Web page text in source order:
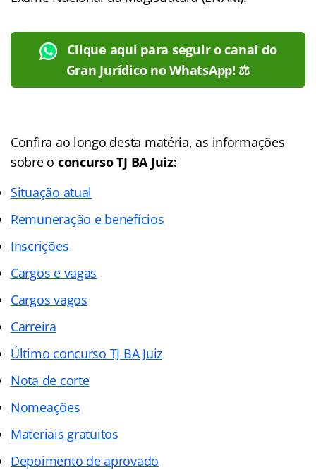
Clique aqui para seguir o canal do
Gran Jurídico no WhatsApp! ⚖️
Confira ao longo desta matéria, as informações
sobre o concurso TJ BA Juiz:
Situação atual
Remuneração e benefícios
Inscrições
Cargos e vagas
Cargos vagos
Carreira
Último concurso TJ BA Juiz
Nota de corte
Nomeações
Materiais gratuitos
Depoimento de aprovado